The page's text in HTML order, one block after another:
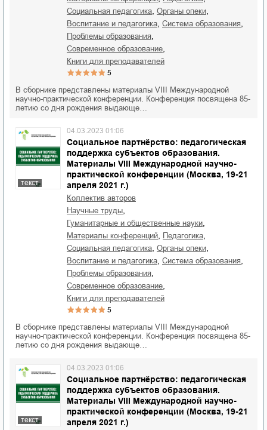
социальная педагогика органы опеки
воспитание и педагогика система образования
проблемы образования
современное образование
книги для преподавателей
5
В сборнике представлены материалы VIII Международной
научно-практической конференции. Конференция посвящена 85-
летию со дня рождения выдающе…
текст
Социальное партнёрство: педагогическая
поддержка субъектов образования.
Материалы VIII Международной научно-
практической конференции (Москва, 19-21
апреля 2021 г.)
04.03.2023 01:06
Коллектив авторов
научные труды
гуманитарные и общественные науки
материалы конференций педагогика
социальная педагогика органы опеки
воспитание и педагогика система образования
проблемы образования
современное образование
книги для преподавателей
5
В сборнике представлены материалы VIII Международной
научно-практической конференции. Конференция посвящена 85-
летию со дня рождения выдающе…
текст
Социальное партнёрство: педагогическая
поддержка субъектов образования.
Материалы VIII Международной научно-
практической конференции (Москва, 19-21
апреля 2021 г.)
04.03.2023 01:06